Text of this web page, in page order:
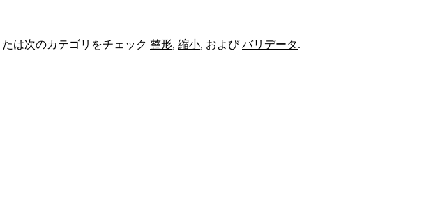
たは次のカテゴリをチェック 整形, 縮小, および バリデータ.